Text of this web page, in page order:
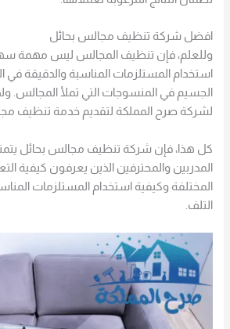
افضل شركة تنظيف مجالس بحائل
وللعلم، فإن تنظيف المجالس ليس مهمة
استخدام المستلزمات المناسبة والدقيقة في
الجسيم في المنسوجات التي تملأ المجالس.
لشركة صرح المملكة لتقديم خدمة تنظيف
كل هذا، فإن شركة تنظيف مجالس بحائل
المدربين والمحترفين الذين يعرفون كيفية
المختلفة وكيفية استخدام المستلزمات
التلف.